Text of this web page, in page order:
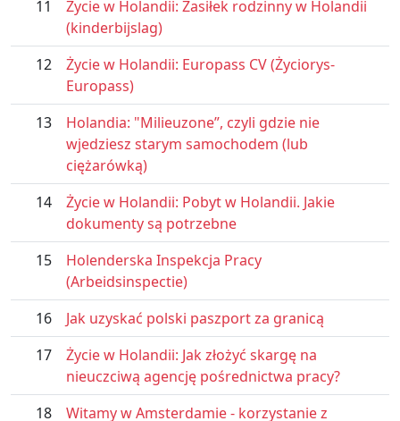
11
Życie w Holandii: Zasiłek rodzinny w Holandii
(kinderbijslag)
12
Życie w Holandii: Europass CV (Życiorys-
Europass)
13
Holandia: "Milieuzone”, czyli gdzie nie
wjedziesz starym samochodem (lub
ciężarówką)
14
Życie w Holandii: Pobyt w Holandii. Jakie
dokumenty są potrzebne
15
Holenderska Inspekcja Pracy
(Arbeidsinspectie)
16
Jak uzyskać polski paszport za granicą
17
Życie w Holandii: Jak złożyć skargę na
nieuczciwą agencję pośrednictwa pracy?
18
Witamy w Amsterdamie - korzystanie z